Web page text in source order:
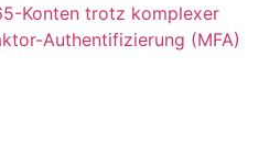
Konten trotz komplexer
Authentifizierung (MFA)